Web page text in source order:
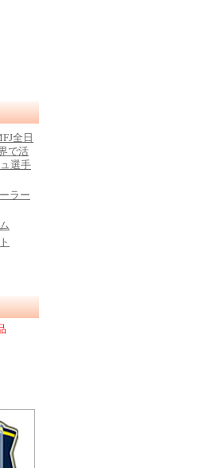
全日
で活
選手
ラー